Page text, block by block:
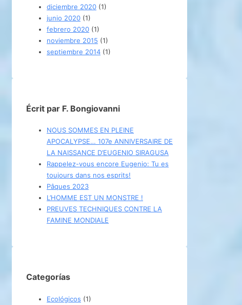
diciembre 2020 (1)
junio 2020 (1)
febrero 2020 (1)
noviembre 2015 (1)
septiembre 2014 (1)
Écrit par F. Bongiovanni
NOUS SOMMES EN PLEINE
APOCALYPSE… 107e ANNIVERSAIRE DE
LA NAISSANCE D’EUGENIO SIRAGUSA
Rappelez-vous encore Eugenio: Tu es
toujours dans nos esprits!
Pâques 2023
L’HOMME EST UN MONSTRE !
PREUVES TECHNIQUES CONTRE LA
FAMINE MONDIALE
Categorías
Ecológicos (1)